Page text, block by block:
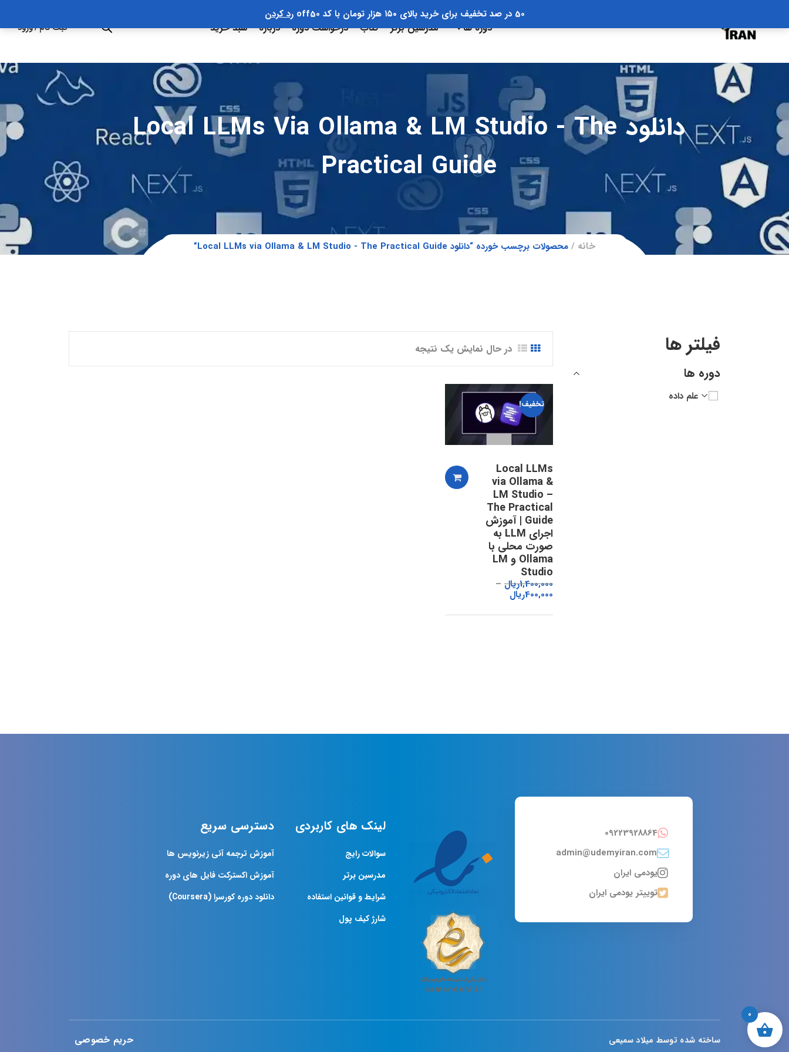
50 در صد تخفیف برای خرید بالای ۱۵۰ هزار تومان با کد off50 رد کردن
0
دوره ها مدرسین برتر کتاب درخواست دوره درباره سبد خرید ثبت نام/ورود
دانلود Local LLMs Via Ollama & LM Studio - The
Practical Guide
خانه محصولات برچسب خورده “دانلود Local LLMs via Ollama & LM Studio - The Practical Guide”
در حال نمایش یک نتیجه
تخفیف!
Local LLMs
via Ollama &
LM Studio –
The Practical
Guide | آموزش
اجرای LLM به
صورت محلی با
Ollama و LM
Studio
1,400,000ریال
400,000ریال
فیلتر ها
دوره ها
علم داده
09223928864
admin@udemyiran.com
یودمی ایران
توییتر یودمی ایران
لینک های کاربردی
سوالات رایج
مدرسین برتر
شرایط و قوانین استفاده
شارژ کیف پول
دسترسی سریع
آموزش ترجمه آنی زیرنویس ها
آموزش اکسترکت فایل های دوره
دانلود دوره کورسرا (Coursera)
ساخته شده توسط میلاد سمیعی حریم خصوصی